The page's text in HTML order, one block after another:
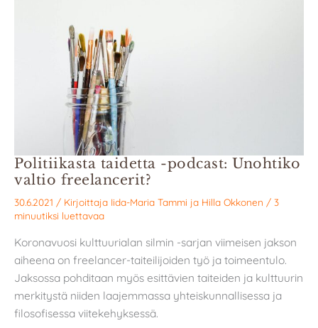
Politiikasta taidetta -podcast: Unohtiko
valtio freelancerit?
30.6.2021 / Kirjoittaja Iida-Maria Tammi ja Hilla Okkonen / 3
minuutiksi luettavaa
Koronavuosi kulttuurialan silmin -sarjan viimeisen jakson
aiheena on freelancer-taiteilijoiden työ ja toimeentulo.
Jaksossa pohditaan myös esittävien taiteiden ja kulttuurin
merkitystä niiden laajemmassa yhteiskunnallisessa ja
filosofisessa viitekehyksessä.